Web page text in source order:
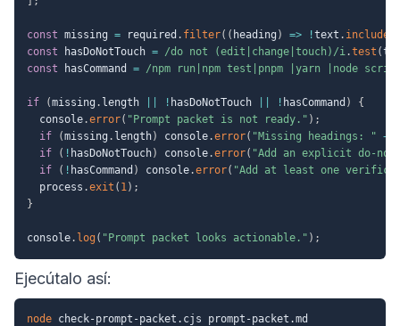
const missing = required . filter( ( heading ) => !text . includes
const hasDoNotTouch = /do not (edit|change|touch) /i.test (
const hasCommand = /npm run|npm test|pnpm |yarn |node
if (missing . length ! hasDoNotTouch ! hasCommand )
{
  console
.error( "Prompt packet is not ready." ) ;
if
(missing . length) console.error( "Missing headings: " +
if
( ! hasDoNotTouch) console.error( "Add an explicit do-
if
( ! hasCommand ) console.error( "Add at least one
  process
.exit ( 1) ;
}
console. log ( "Prompt packet looks actionable." ) ;
Ejecútalo así:
node